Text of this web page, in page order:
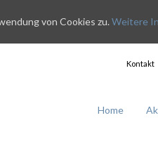
Kontakt
Home
von Cookies zu. Weitere